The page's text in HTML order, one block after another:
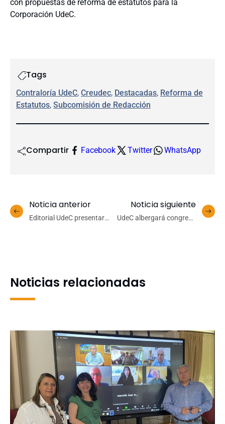
con propuestas de reforma de estatutos para la
Corporación UdeC.
Tags
Contraloría UdeC, Creudec, Destacadas, Reforma de
Estatutos, Subcomisión de Redacción
Compartir Facebook Twitter WhatsApp
Noticia anterior
Editorial UdeC presentará
Noticia siguiente
UdeC albergará congreso
Noticias relacionadas